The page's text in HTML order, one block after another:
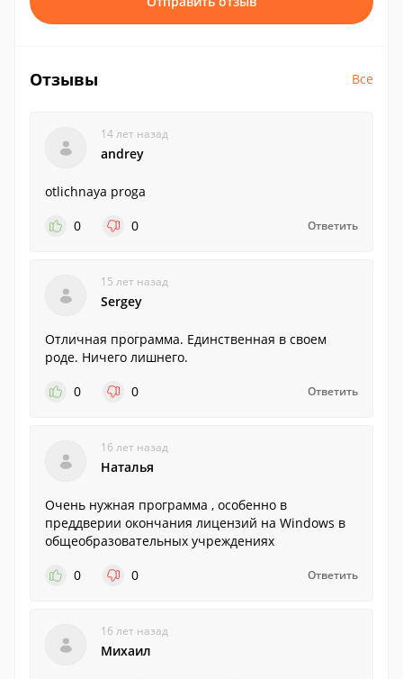
Отзывы Все
14 лет назад
andrey
otlichnaya proga
0
0 Ответить
15 лет назад
Sergey
Отличная программа. Единственная в своем
роде. Ничего лишнего.
0
0 Ответить
16 лет назад
Наталья
Очень нужная программа , особенно в
преддверии окончания лицензий на Windows в
общеобразовательных учреждениях
0
0 Ответить
16 лет назад
Михаил